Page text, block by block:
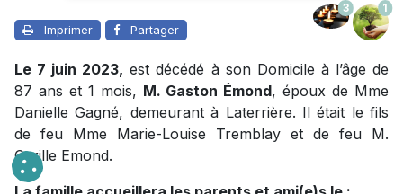
Imprimer Partager
3 1
Le 7 juin 2023, est décédé à son Domicile à l’âge de
87 ans et 1 mois, M. Gaston Émond, époux de Mme
Danielle Gagné, demeurant à Laterrière. Il était le fils
de feu Mme Marie-Louise Tremblay et de feu M.
Cyrille Emond.